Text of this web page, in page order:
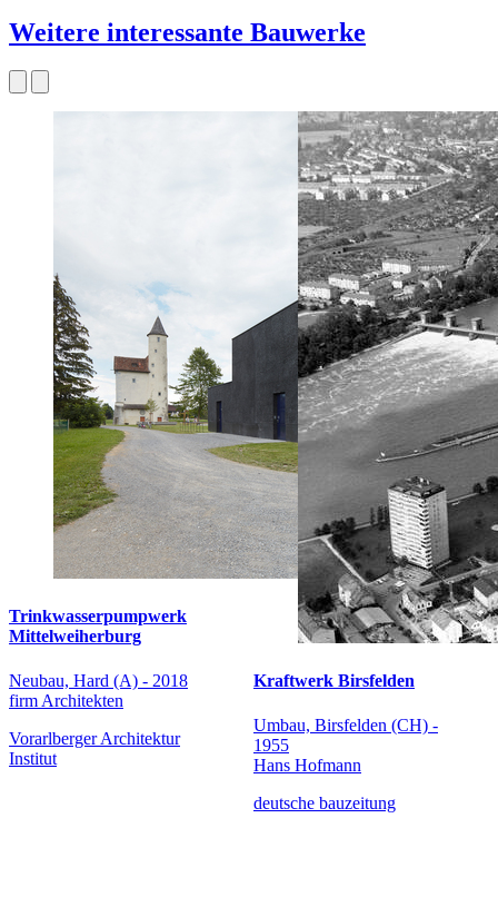
Weitere interessante Bauwerke
Trinkwasserpumpwerk
Mittelweiherburg
Neubau, Hard (A) - 2018
firm Architekten
Vorarlberger Architektur
Institut
Kraftwerk Birsfelden
Umbau, Birsfelden (CH) -
1955
Hans Hofmann
deutsche bauzeitung